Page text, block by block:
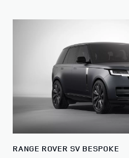
RANGE ROVER SV BESPOKE